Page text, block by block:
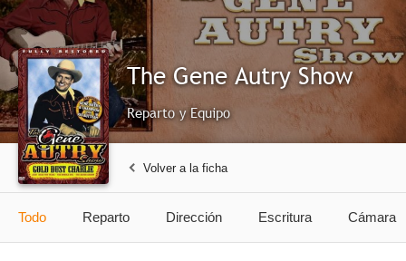
The Gene Autry Show
Reparto y Equipo
Volver a la ficha
Todo Reparto Dirección Escritura Cámara